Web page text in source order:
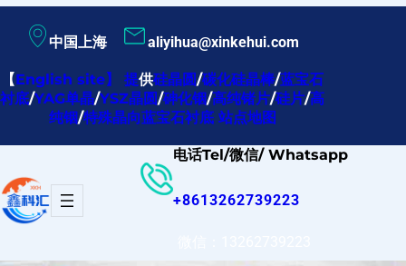
内
容
中国上海 aliyihua@xinkehui.com
【English site】提供硅晶圆/碳化硅晶棒/蓝宝石
衬底/YAG单晶/YSZ晶圆/砷化铟/高纯锗片/硅片/高
纯铟/特殊晶向蓝宝石衬底 站点地图
电话Tel/微信/ Whatsapp
+8613262739223